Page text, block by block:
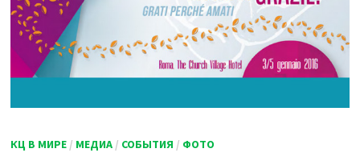
КЦ В МИРЕ / МЕДИА / СОБЫТИЯ / ФОТО